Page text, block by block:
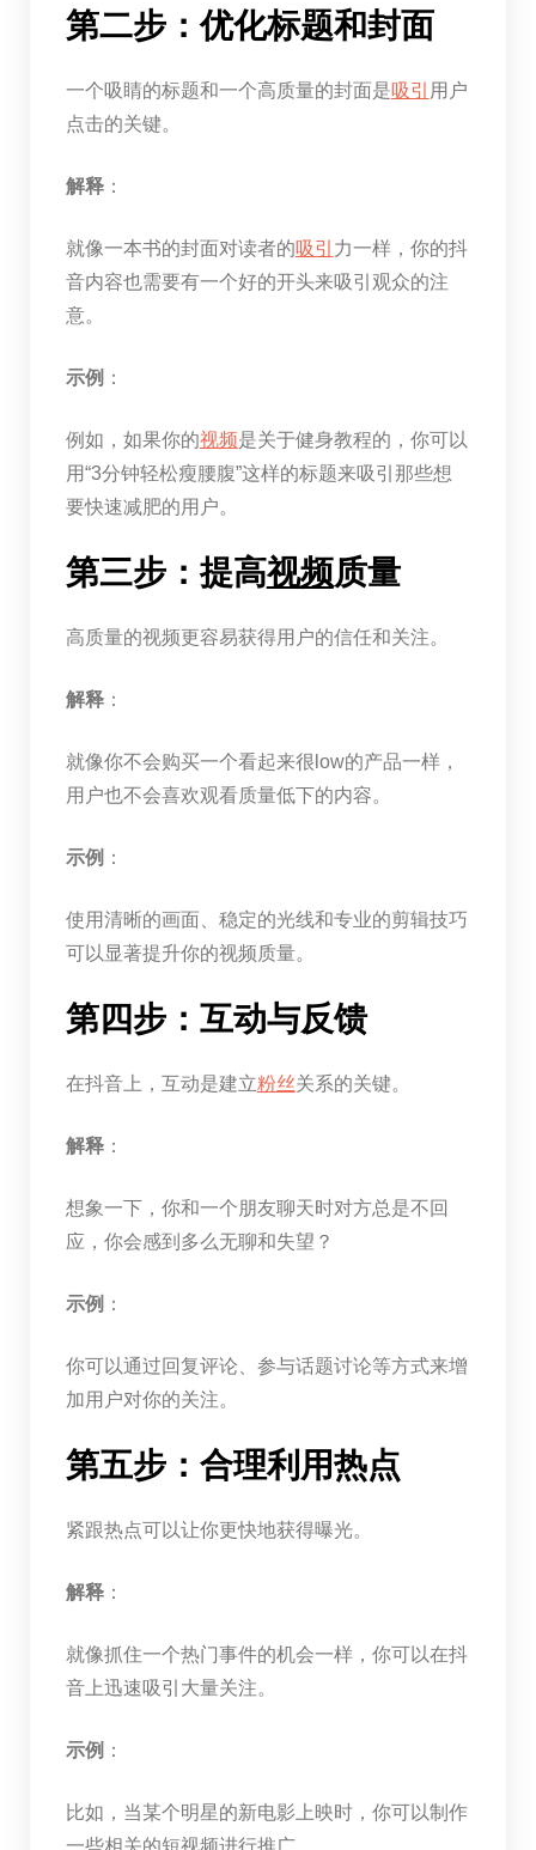
第二步：优化标题和封面
一个吸睛的标题和一个高质量的封面是吸引 用户
点击的关键。
解释：
就像一本书的封面对读者的吸引 力一样，你的抖
音内容也需要有一个好的开头来吸引观众的注
意。
示例 ：
例如，如果你的视频是关于健身教程的，你可以
用“3分钟轻松瘦腰腹”这样的标题来吸引那些想
要快速减肥的用户。
第三步：提高视频质量
高质量的视频更容易获得用户的信任和关注。
解释：
就像你不会购买一个看起来很low的产品一样，
用户也不会喜欢观看质量低下的内容。
示例 ：
使用清晰的画面、稳定的光线和专业的剪辑技巧
可以显著提升你的视频质量。
第四步：互动与反馈
在抖音上，互动是建立粉丝关系的关键。
解释：
想象一下，你和一个朋友聊天时对方总是不回
应，你会感到多么无聊和失望？
示例 ：
你可以通过回复评论、参与话题讨论等方式来增
加用户对你的关注。
第五步：合理利用热点
紧跟热点可以让你更快地获得曝光。
解释：
就像抓住一个热门事件的机会一样，你可以在抖
音上迅速吸引大量关注。
示例 ：
比如，当某个明星的新电影上映时，你可以制作
一些相关的短视频进行推广。